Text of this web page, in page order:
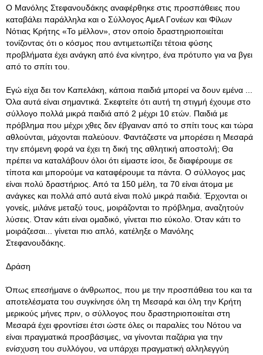
Ο Μανόλης Στεφανουδάκης αναφέρθηκε στις προσπάθειες που
καταβάλει παράλληλα και ο Σύλλογος ΑμεΑ Γονέων και Φίλων
Νότιας Κρήτης «Το μέλλον», στον οποίο δραστηριοποιείται
τονίζοντας ότι ο κόσμος που αντιμετωπίζει τέτοια φύσης
προβλήματα έχει ανάγκη από ένα κίνητρο, ένα πρότυπο για να βγει
από το σπίτι του.
Εγώ είχα δει τον Καπελάκη, κάποια παιδιά μπορεί να δουν εμένα ...
Όλα αυτά είναι σημαντικά. Σκεφτείτε ότι αυτή τη στιγμή έχουμε στο
σύλλογο πολλά μικρά παιδιά από 2 μέχρι 10 ετών. Παιδιά με
πρόβλημα που μέχρι χθες δεν έβγαιναν από το σπίτι τους και τώρα
αθλούνται, μάχονται παλεύουν. Φαντάζεστε να μπορέσει η Μεσαρά
την επόμενη φορά να έχει τη δική της αθλητική αποστολή; Θα
πρέπει να καταλάβουν όλοι ότι είμαστε ίσοι, δε διαφέρουμε σε
τίποτα και μπορούμε να καταφέρουμε τα πάντα. Ο σύλλογος μας
είναι πολύ δραστήριος. Από τα 150 μέλη, τα 70 είναι άτομα με
ανάγκες και πολλά από αυτά είναι πολύ μικρά παιδιά. Έρχονται οι
γονείς, μιλάνε μεταξύ τους, μοιράζονται το πρόβλημα, αναζητούν
λύσεις. Όταν κάτι είναι ομαδικό, γίνεται πιο εύκολο. Όταν κάτι το
μοιράζεσαι... γίνεται πιο απλό, κατέληξε ο Μανόλης
Στεφανουδάκης.
Δράση
Όπως επεσήμανε ο άνθρωπος, που με την προσπάθεια του και τα
αποτελέσματα του συγκίνησε όλη τη Μεσαρά και όλη την Κρήτη
μερικούς μήνες πριν, ο σύλλογος που δραστηριοποιείται στη
Μεσαρά έχει φροντίσει έτσι ώστε όλες οι παραλίες του Νότου να
είναι πραγματικά προσβάσιμες, να γίνονται παζάρια για την
ενίσχυση του συλλόγου, να υπάρχει πραγματική αλληλεγγύη